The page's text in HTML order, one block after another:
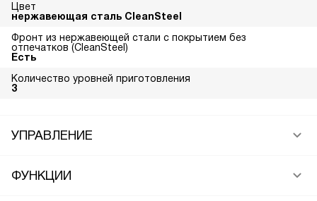
Цвет
нержавеющая сталь CleanSteel
Фронт из нержавеющей стали с покрытием без
отпечатков (CleanSteel)
Есть
Количество уровней приготовления
3
УПРАВЛЕНИЕ
ФУНКЦИИ